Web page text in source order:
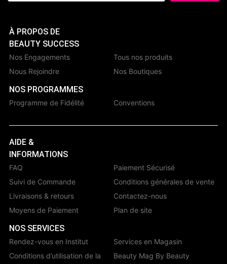
À PROPOS DE
BEAUTY SUCCESS
Nos Engagements
Nous Rejoindre
Tous nos produits
Nos Boutiques
NOS PROGRAMMES
Programme de Fidélité Conventions
AIDE &
INFORMATIONS
FAQ
Suivi de Commande
Livraisons & retours
Moyens de Paiement
Paiement Sécurisé
Conditions générales de vente
Contactez-nous
Plan de site
NOS SERVICES
Rendez-vous en Institut
Conditions d’utilisation de la
Services en Magasin
Beauty Mag By Beauty